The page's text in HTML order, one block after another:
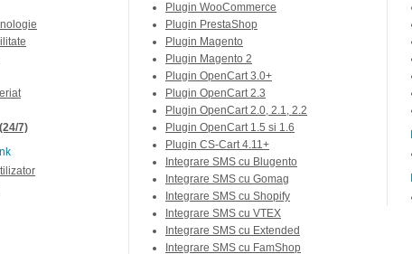
7)
Plugin WooCommerce
Plugin PrestaShop
Plugin Magento
Plugin Magento 2
Plugin OpenCart 3.0+
Plugin OpenCart 2.3
Plugin OpenCart 2.0, 2.1, 2.2
Plugin OpenCart 1.5 si 1.6
Plugin CS-Cart 4.11+
Integrare SMS cu Blugento
Integrare SMS cu Gomag
Integrare SMS cu Shopify
Integrare SMS cu VTEX
Integrare SMS cu Extended
Integrare SMS cu FamShop